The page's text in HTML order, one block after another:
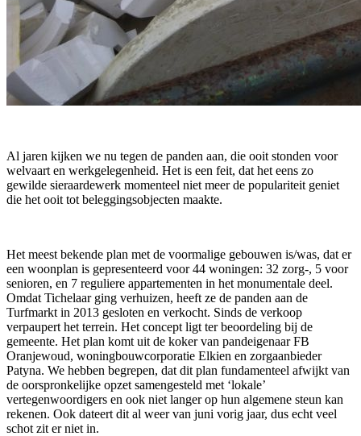
Al jaren kijken we nu tegen de panden aan, die ooit stonden voor
welvaart en werkgelegenheid. Het is een feit, dat het eens zo
gewilde sieraardewerk momenteel niet meer de populariteit geniet
die het ooit tot beleggingsobjecten maakte.
Het meest bekende plan met de voormalige gebouwen is/was, dat er
een woonplan is gepresenteerd voor 44 woningen: 32 zorg-, 5 voor
senioren, en 7 reguliere appartementen in het monumentale deel.
Omdat Tichelaar ging verhuizen, heeft ze de panden aan de
Turfmarkt in 2013 gesloten en verkocht. Sinds de verkoop
verpaupert het terrein. Het concept ligt ter beoordeling bij de
gemeente. Het plan komt uit de koker van pandeigenaar FB
Oranjewoud, woningbouwcorporatie Elkien en zorgaanbieder
Patyna. We hebben begrepen, dat dit plan fundamenteel afwijkt van
de oorspronkelijke opzet samengesteld met ‘lokale’
vertegenwoordigers en ook niet langer op hun algemene steun kan
rekenen. Ook dateert dit al weer van juni vorig jaar, dus echt veel
schot zit er niet in.